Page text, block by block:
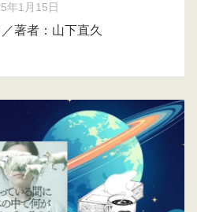
年1月15日
著者：山下直久